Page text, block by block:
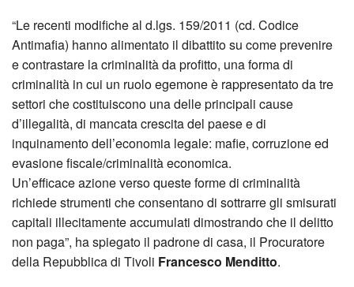
“Le recenti modifiche al d.lgs. 159/2011 (cd. Codice
Antimafia) hanno alimentato il dibattito su come prevenire
e contrastare la criminalità da profitto, una forma di
criminalità in cui un ruolo egemone è rappresentato da tre
settori che costituiscono una delle principali cause
d’illegalità, di mancata crescita del paese e di
inquinamento dell’economia legale: mafie, corruzione ed
evasione fiscale/criminalità economica.
Un’efficace azione verso queste forme di criminalità
richiede strumenti che consentano di sottrarre gli smisurati
capitali illecitamente accumulati dimostrando che il delitto
non paga”, ha spiegato il padrone di casa, il Procuratore
della Repubblica di Tivoli Francesco Menditto.